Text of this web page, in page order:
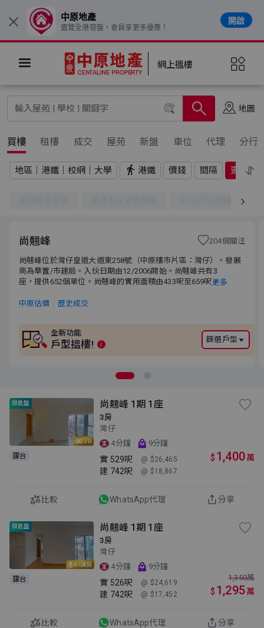
網上搵樓
地圖
買樓 租樓 成交 屋苑 新盤 車位 代理 分行
地區｜港鐵｜校網｜大學 港鐵 價錢 間隔 更多
尚翹峰 204個關注
尚翹峰位於灣仔皇道大道東258號（中原樓市片區：灣仔）。發展
商為華置/市建局。入伙日期由12/2006開始。尚翹峰共有3座，提
供652個單位。尚翹峰的實用面積由433呎至659呎。尚翹峰交通便
尚翹峰位於灣仔皇道大道東258號（中原樓市片區：灣仔）。發展
商為華置/市建局。入伙日期由12/2006開始。尚翹峰共有3
座，提供652個單位。尚翹峰的實用面積由433呎至659呎。尚
為灣仔區。
更多
中原估價 歷史成交
全新功能
戶型搵樓! i
篩選戶型
VR
鎖匙盤
露台
尚翹峰 1期 1座
3房
灣仔
4分鐘 · 9分鐘
實 529呎 @ $26,465
建 742呎 @ $18,867
$ 1,400萬
比較 WhatsApp代理 分享
AI講房
鎖匙盤
露台
尚翹峰 1期 1座
3房
灣仔
4分鐘 · 9分鐘
實 526呎 @ $24,619
建 742呎 @ $17,452
1,350萬
$ 1,295萬
比較 WhatsApp代理 分享
× 中原地產
盡覽全港筍盤，會員享更多優惠！
開啟